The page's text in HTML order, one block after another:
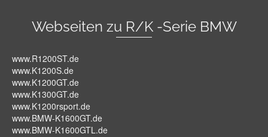
Webseiten zu R/K -Serie BMW
www.R1200ST.de
www.K1200S.de
www.K1200GT.de
www.K1300GT.de
www.K1200rsport.de
www.BMW-K1600GT.de
www.BMW-K1600GTL.de